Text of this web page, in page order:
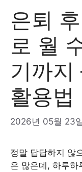
은퇴
로 월
기까지
활용법
2026년 05월 23
정말 답답하지 않
은 많은데, 하루하